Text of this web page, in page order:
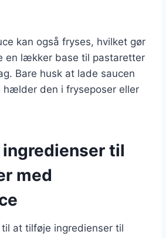
kan også fryses, hvilket gør
en lækker base til pastaretter
Bare husk at lade saucen
hælder den i fryseposer eller
til
med
at tilføje ingredienser til